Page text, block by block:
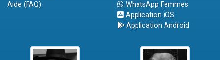
Aide (FAQ)
WhatsApp Femmes
Application iOS
Application Android